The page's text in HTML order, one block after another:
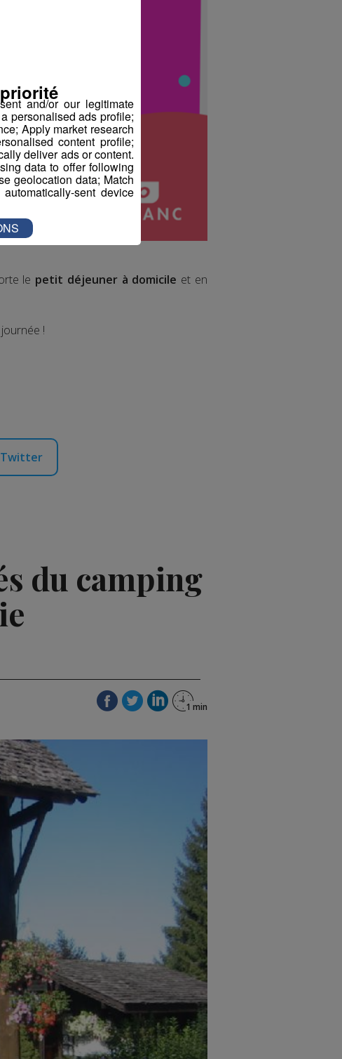
le petit déjeuner à domicile et en
!
Twitter
du camping
and/or our legitimate
personalised ads profile;
Apply market research
content profile;
deliver ads or content.
data to offer following
geolocation data; Match
sent device